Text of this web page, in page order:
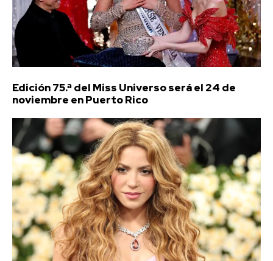
Edición 75.ª del Miss Universo será el 24 de
noviembre en Puerto Rico